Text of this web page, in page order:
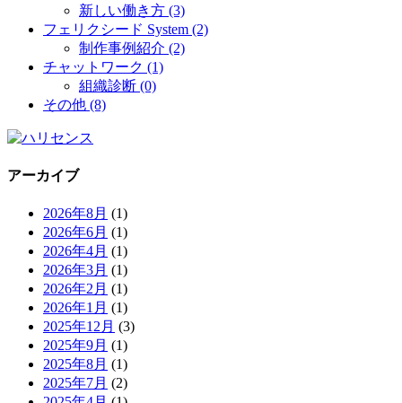
新しい働き方 (3)
フェリクシード System (2)
制作事例紹介 (2)
チャットワーク (1)
組織診断 (0)
その他 (8)
アーカイブ
2026年8月 (1)
2026年6月 (1)
2026年4月 (1)
2026年3月 (1)
2026年2月 (1)
2026年1月 (1)
2025年12月 (3)
2025年9月 (1)
2025年8月 (1)
2025年7月 (2)